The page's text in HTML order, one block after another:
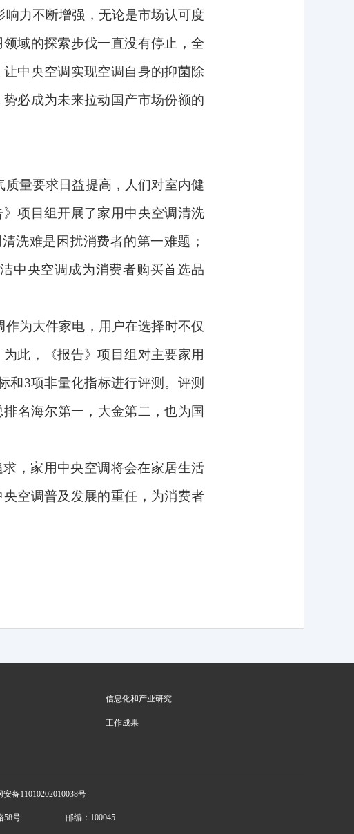
力不断增强，无论是市场认可度
域的探索步伐一直没有停止，全
中央空调实现空调自身的抑菌除
必成为未来拉动国产市场份额的
量要求日益提高，人们对室内健
项目组开展了家用中央空调清洗
洗难是困扰消费者的第一难题；
中央空调成为消费者购买首选品
为大件家电，用户在选择时不仅
此，《报告》项目组对主要家用
和3项非量化指标进行评测。评测
名海尔第一，大金第二，也为国
，家用中央空调将会在家居生活
空调普及发展的重任，为消费者
信息化和产业研究
工作成果
安备11010202010038号
58号 邮编：100045